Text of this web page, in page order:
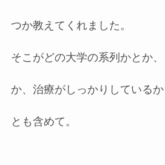
つか教えてくれました。
そこがどの大学の系列かとか
か、治療がしっかりしている
とも含めて。